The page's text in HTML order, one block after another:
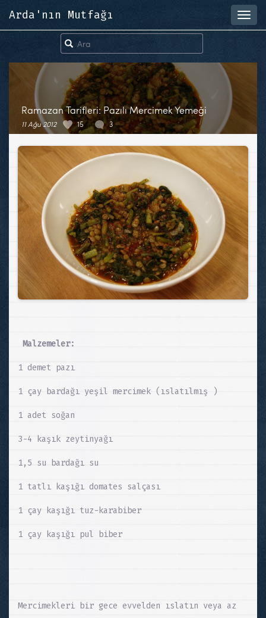
Arda'nın Mutfağı
Ramazan Tarifleri: Pazılı Mercimek Yemeği
11 Ağu 2012 15 3
Malzemeler:
1 demet pazı
1 çay bardağı yeşil mercimek (ıslatılmış )
1 adet soğan
3-4 kaşık zeytinyağı
1,5 su bardağı su
1 tatlı kaşığı domates salçası
1 çay kaşığı tuz-karabiber
1 çay kaşığı pul biber
Mercimekleri bir gece evvelden ıslatın veya az